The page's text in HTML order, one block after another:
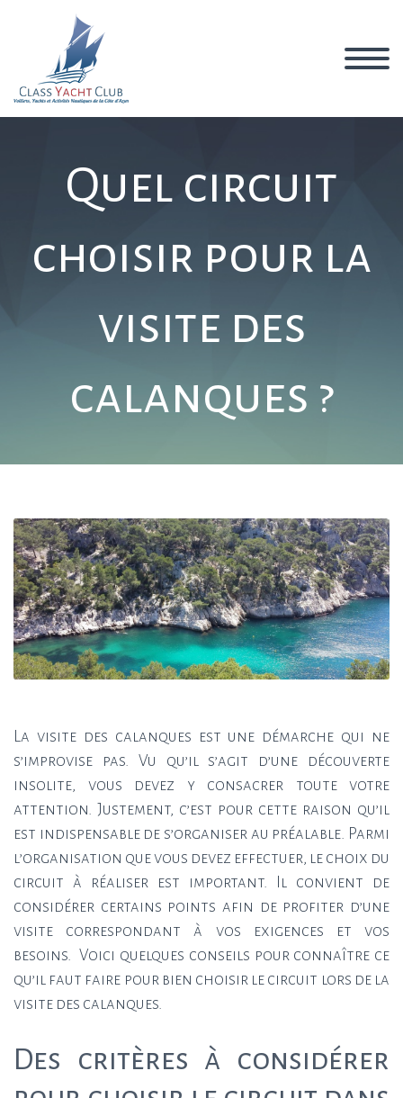
Quel circuit
choisir pour la
visite des
calanques ?
La visite des calanques est une démarche qui ne
s’improvise pas. Vu qu’il s’agit d’une découverte
insolite, vous devez y consacrer toute votre
attention. Justement, c’est pour cette raison qu’il
est indispensable de s’organiser au préalable. Parmi
l’organisation que vous devez effectuer, le choix du
circuit à réaliser est important. Il convient de
considérer certains points afin de profiter d’une
visite correspondant à vos exigences et vos
besoins. Voici quelques conseils pour connaître ce
qu’il faut faire pour bien choisir le circuit lors de la
visite des calanques.
Des critères à considérer